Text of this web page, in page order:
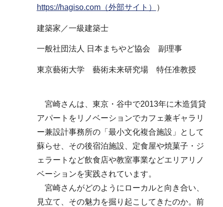
https://hagiso.com（外部サイト） ）
建築家／一級建築士
一般社団法人 日本まちやど協会 副理事
東京藝術大学 藝術未来研究場 特任准教授
宮崎さんは、東京・谷中で2013年に木造賃貸
アパートをリノベーションでカフェ兼ギャラリ
ー兼設計事務所の「最小文化複合施設」として
蘇らせ、その後宿泊施設、定食屋や焼菓子・ジ
ェラートなど飲食店や教室事業などエリアリノ
ベーションを実践されています。
宮崎さんがどのようにローカルと向き合い、
見立て、その魅力を掘り起こしてきたのか。前